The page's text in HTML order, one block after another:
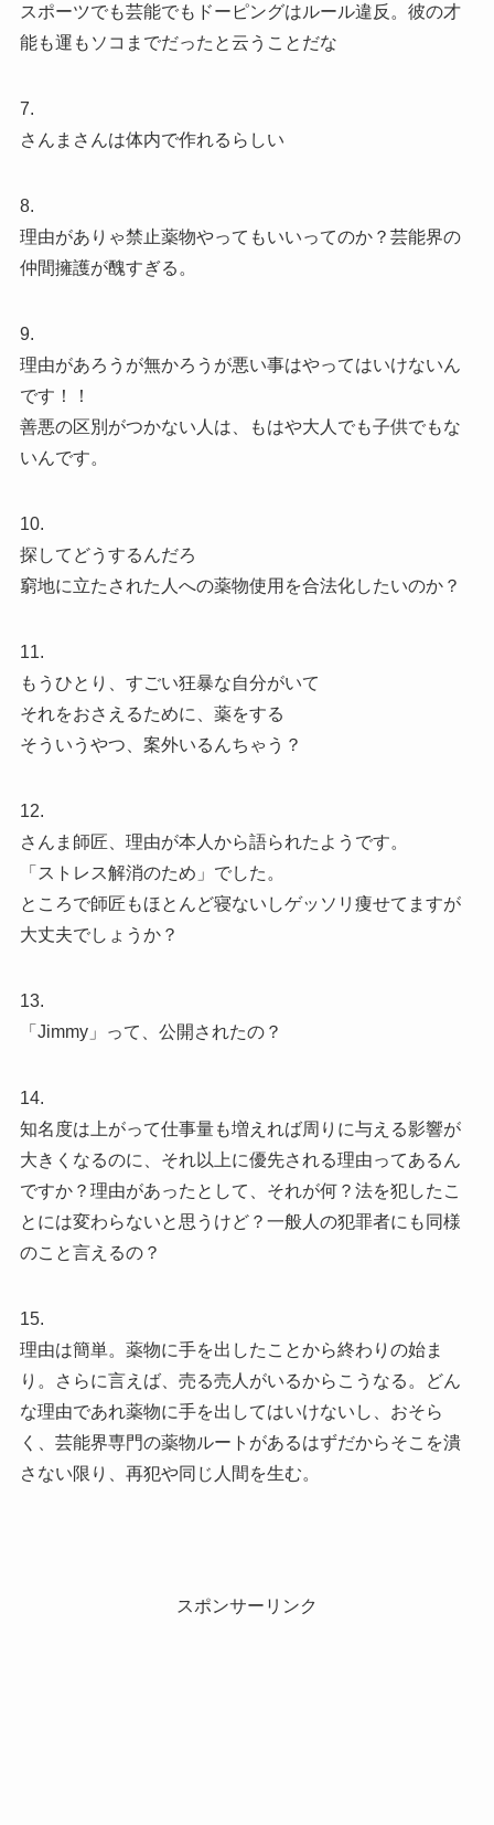
スポーツでも芸能でもドーピングはルール違反。彼の才
能も運もソコまでだったと云うことだな
7.
さんまさんは体内で作れるらしい
8.
理由がありゃ禁止薬物やってもいいってのか？芸能界の
仲間擁護が醜すぎる。
9.
理由があろうが無かろうが悪い事はやってはいけないん
です！！
善悪の区別がつかない人は、もはや大人でも子供でもな
いんです。
10.
探してどうするんだろ
窮地に立たされた人への薬物使用を合法化したいのか？
11.
もうひとり、すごい狂暴な自分がいて
それをおさえるために、薬をする
そういうやつ、案外いるんちゃう？
12.
さんま師匠、理由が本人から語られたようです。
「ストレス解消のため」でした。
ところで師匠もほとんど寝ないしゲッソリ痩せてますが
大丈夫でしょうか？
13.
「Jimmy」って、公開されたの？
14.
知名度は上がって仕事量も増えれば周りに与える影響が
大きくなるのに、それ以上に優先される理由ってあるん
ですか？理由があったとして、それが何？法を犯したこ
とには変わらないと思うけど？一般人の犯罪者にも同様
のこと言えるの？
15.
理由は簡単。薬物に手を出したことから終わりの始ま
り。さらに言えば、売る売人がいるからこうなる。どん
な理由であれ薬物に手を出してはいけないし、おそら
く、芸能界専門の薬物ルートがあるはずだからそこを潰
さない限り、再犯や同じ人間を生む。
スポンサーリンク